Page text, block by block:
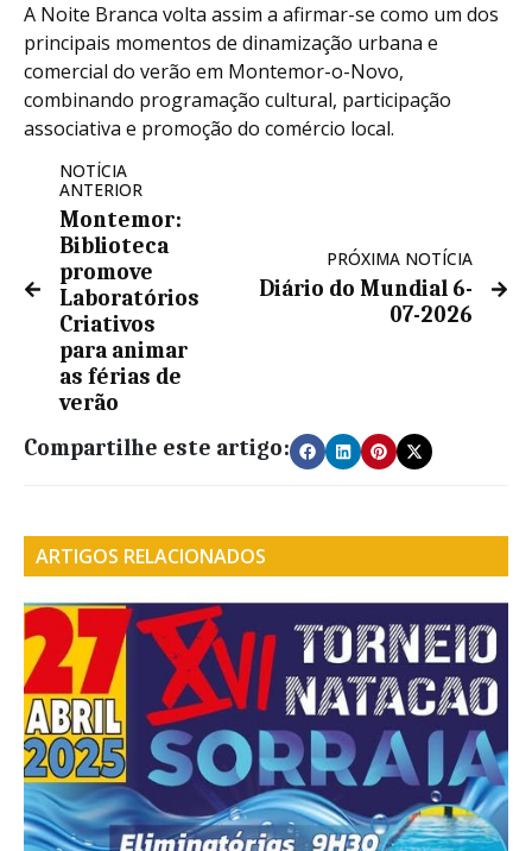
A Noite Branca volta assim a afirmar-se como um dos
principais momentos de dinamização urbana e
comercial do verão em Montemor-o-Novo,
combinando programação cultural, participação
associativa e promoção do comércio local.
NOTÍCIA
ANTERIOR
Montemor:
Biblioteca
promove
Laboratórios
Criativos
para animar
as férias de
verão
PRÓXIMA NOTÍCIA
Diário do Mundial 6-
07-2026
Compartilhe este artigo:
ARTIGOS RELACIONADOS